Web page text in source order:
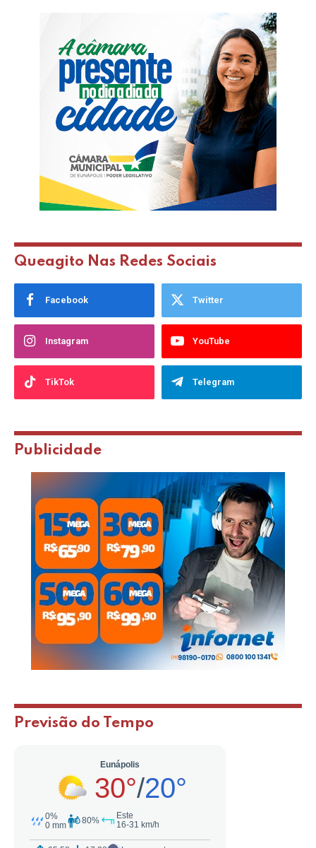
Queagito Nas Redes Sociais
Facebook Twitter
Instagram YouTube
TikTok Telegram
Publicidade
Previsão do Tempo